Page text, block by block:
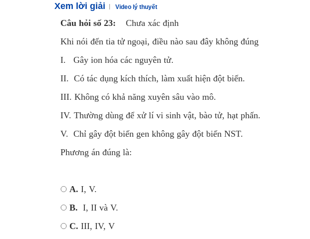
Xem lời giải Video lý thuyết
Câu hỏi số 23:
Chưa xác định
Khi nói đến tia tử ngoại, điều nào sau đây không đúng
I. Gây ion hóa các nguyên tử.
II. Có tác dụng kích thích, làm xuất hiện đột biến.
III. Không có khả năng xuyên sâu vào mô.
IV. Thường dùng để xử lí vi sinh vật, bào tử, hạt phấn.
V. Chỉ gây đột biến gen không gây đột biến NST.
Phương án đúng là:
A. I, V.
B. I, II và V.
C. III, IV, V